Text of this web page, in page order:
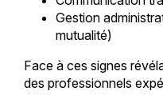
Gestion
mutualité)
Face à ces signes
des professionnels